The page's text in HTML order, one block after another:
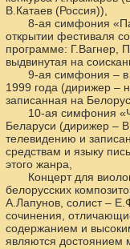
В.Катаев (Россия)),
8-ая симфония
открытии фестиваля
программе:
выдвинутая на
9-ая симфония – в
1999 года (дирижер –
записанная на
10-ая симфония
Беларуси (дирижер –
телевидению и
средствам и языку
этого жанра,
Концерт для
белорусских
А.Лапунов, солист –
сочинения,
содержанием и
являются достоянием